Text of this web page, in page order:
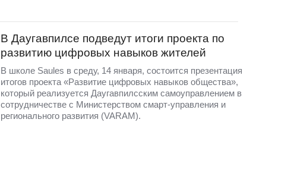
В Даугавпилсе подведут итоги проекта по
развитию цифровых навыков жителей
В школе Saules в среду, 14 января, состоится презентация
итогов проекта «Развитие цифровых навыков общества»,
который реализуется Даугавпилсским самоуправлением в
сотрудничестве с Министерством смарт-управления и
регионального развития (VARAM).